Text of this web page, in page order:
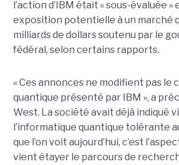
l’action d’IBM était « sous-évaluée
exposition potentielle à un marché
milliards de dollars soutenu par le
fédéral, selon certains rapports.
« Ces annonces ne modifient pas le
quantique présenté par IBM », a
West. La société avait déjà indiqué
l’informatique quantique tolérante
que l’on voit aujourd’hui, c’est
vient étayer le parcours de